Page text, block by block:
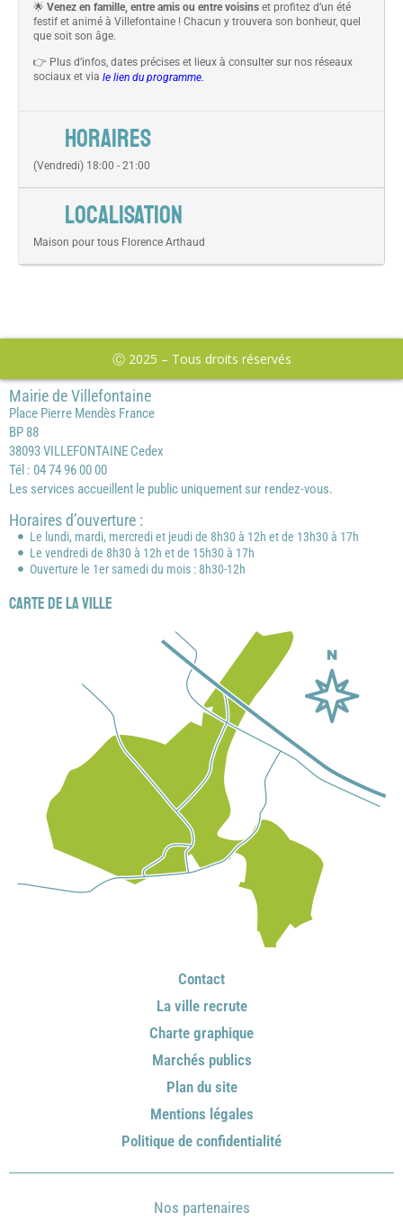
🌟 Venez en famille, entre amis ou entre voisins et profitez d’un été
festif et animé à Villefontaine ! Chacun y trouvera son bonheur, quel
que soit son âge.
👉 Plus d’infos, dates précises et lieux à consulter sur nos réseaux
sociaux et via le lien du programme.
HORAIRES
(Vendredi) 18:00 - 21:00
LOCALISATION
Maison pour tous Florence Arthaud
Ⓒ 2025 – Tous droits réservés
Mairie de Villefontaine
Place Pierre Mendès France
BP 88
38093 VILLEFONTAINE Cedex
Tél : 04 74 96 00 00
Les services accueillent le public uniquement sur rendez-vous.
Horaires d’ouverture :
Le lundi, mardi, mercredi et jeudi de 8h30 à 12h et de 13h30 à 17h
Le vendredi de 8h30 à 12h et de 15h30 à 17h
Ouverture le 1er samedi du mois : 8h30-12h
Carte de la ville
Contact
La ville recrute
Charte graphique
Marchés publics
Plan du site
Mentions légales
Politique de confidentialité
Nos partenaires